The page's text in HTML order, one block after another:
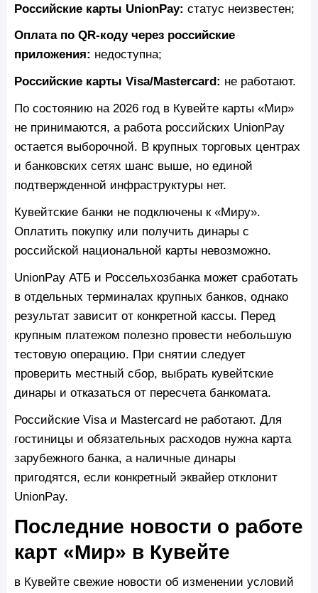
Российские карты UnionPay: статус неизвестен;
Оплата по QR-коду через российские
приложения: недоступна;
Российские карты Visa/Mastercard: не работают.
По состоянию на 2026 год в Кувейте карты «Мир»
не принимаются, а работа российских UnionPay
остается выборочной. В крупных торговых центрах
и банковских сетях шанс выше, но единой
подтвержденной инфраструктуры нет.
Кувейтские банки не подключены к «Миру».
Оплатить покупку или получить динары с
российской национальной карты невозможно.
UnionPay АТБ и Россельхозбанка может сработать
в отдельных терминалах крупных банков, однако
результат зависит от конкретной кассы. Перед
крупным платежом полезно провести небольшую
тестовую операцию. При снятии следует
проверить местный сбор, выбрать кувейтские
динары и отказаться от пересчета банкомата.
Российские Visa и Mastercard не работают. Для
гостиницы и обязательных расходов нужна карта
зарубежного банка, а наличные динары
пригодятся, если конкретный эквайер отклонит
UnionPay.
Последние новости о работе
карт «Мир» в Кувейте
в Кувейте свежие новости об изменении условий